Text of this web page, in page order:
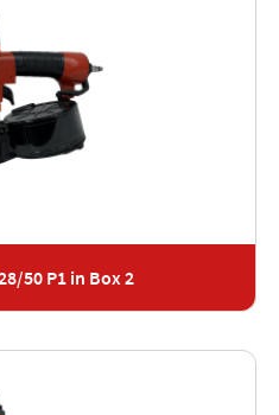
50 P1 in Box 2